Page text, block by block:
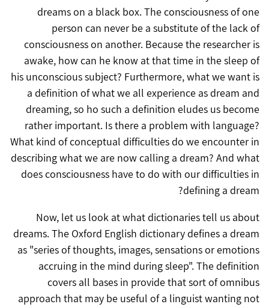
dreams on a black box. The consciousness of one
person can never be a substitute of the lack of
consciousness on another. Because the researcher is
awake, how can he know at that time in the sleep of
his unconscious subject? Furthermore, what we want is
a definition of what we all experience as dream and
dreaming, so ho such a definition eludes us become
rather important. Is there a problem with language?
What kind of conceptual difficulties do we encounter in
describing what we are now calling a dream? And what
does consciousness have to do with our difficulties in
defining a dream?
Now, let us look at what dictionaries tell us about
dreams. The Oxford English dictionary defines a dream
as "series of thoughts, images, sensations or emotions
accruing in the mind during sleep". The definition
covers all bases in provide that sort of omnibus
approach that may be useful of a linguist wanting not